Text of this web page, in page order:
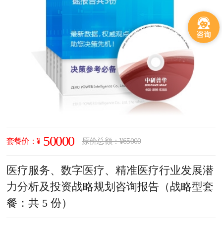
套餐价：¥ 50000 原价总额：¥65000
医疗服务、数字医疗、精准医疗行业发展潜
力分析及投资战略规划咨询报告（战略型套
餐：共 5 份）